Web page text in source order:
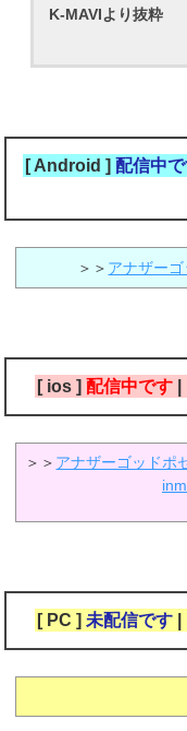
K-MAVIより抜粋
[ Android ] 配信中
＞＞ アナザー
[ ios ]配信中です
＞＞ アナザーゴッドポ
[ PC ]未配信です